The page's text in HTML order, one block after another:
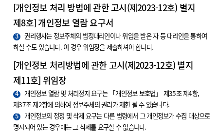
[개인정보 처리 방법에 관한 고시(제2023-12호) 별지
제8호] 개인정보 열람 요구서
3
권리행사는 정보주체의 법정대리인이나 위임을 받은 자 등 대리인을 통하여
하실 수도 있습니다. 이 경우 위임장을 제출하셔야 합니다.
[개인정보 처리방법에 관한 고시(제2023-12호) 별지
제11호] 위임장
4
개인정보 열람 및 처리정지 요구는 「개인정보 보호법」 제35조 제4항,
제37조 제2항에 의하여 정보주체의 권리가 제한 될 수 있습니다.
5
개인정보의 정정 및 삭제 요구는 다른 법령에서 그 개인정보가 수집 대상으로
명시되어 있는 경우에는 그 삭제를 요구할 수 없습니다.